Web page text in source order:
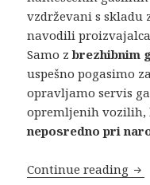
vzdrževani s skladu
navodili
Samo zbrezhibnim
uspešno pogasimo
opravljamo servis
opremljenih
neposredno pri
Continue reading